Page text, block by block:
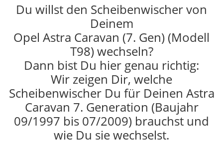
Du willst den Scheibenwischer von
Deinem
Opel Astra Caravan (7. Gen) (Modell
T98) wechseln?
Dann bist Du hier genau richtig:
Wir zeigen Dir, welche
Scheibenwischer Du für Deinen Astra
Caravan 7. Generation (Baujahr
09/1997 bis 07/2009) brauchst und
wie Du sie wechselst.